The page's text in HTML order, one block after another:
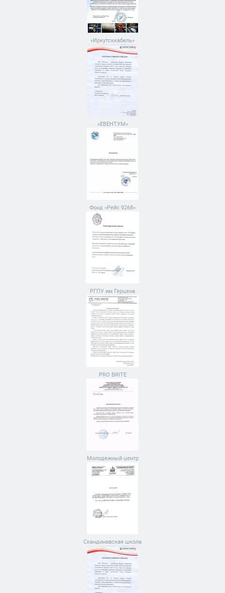
«Иркутсккабель»
«ЕВЕНТУМ»
Фонд «Рейс 9268»
РГПУ им Герцена
PRO BRITE
Молодежный центр
Скандинавская школа